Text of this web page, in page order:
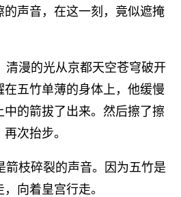
声音，在这一刻，竟似遮掩
漫的光从京都天空苍穹破开
在五竹单薄的身体上，他缓慢
的箭拔了出来。然后擦了擦
次抬步。
枝碎裂的声音。因为五竹是
向着皇宫行走。